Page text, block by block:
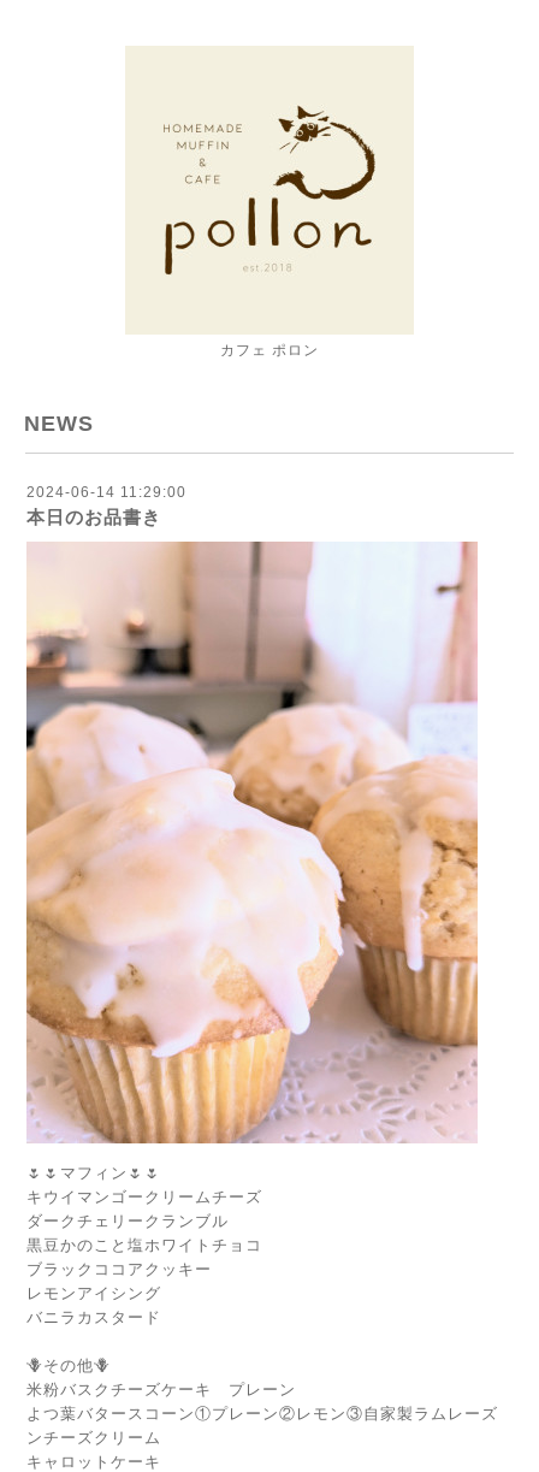
カフェ ポロン
NEWS
2024-06-14 11:29:00
本日のお品書き
🌷🌷マフィン🌷🌷
キウイマンゴークリームチーズ
ダークチェリークランブル
黒豆かのこと塩ホワイトチョコ
ブラックココアクッキー
レモンアイシング
バニラカスタード
🪻その他🪻
米粉バスクチーズケーキ プレーン
よつ葉バタースコーン①プレーン②レモン③自家製ラムレーズ
ンチーズクリーム
キャロットケーキ